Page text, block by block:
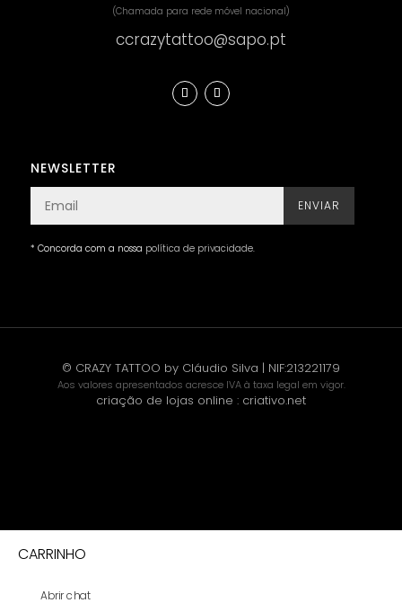
(Chamada para rede móvel nacional)
ccrazytattoo@sapo.pt
NEWSLETTER
ENVIAR
* Concorda com a nossa política de privacidade.
© CRAZY TATTOO by Cláudio Silva | NIF:213221179
Aos valores apresentados acresce IVA à taxa legal em vigor.
criação de lojas online : criativo.net
CARRINHO
Abrir chat